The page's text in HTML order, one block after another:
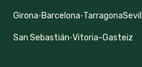
Girona·Barcelona·Tarragona
San Sebastián·Vitoria-Gasteiz